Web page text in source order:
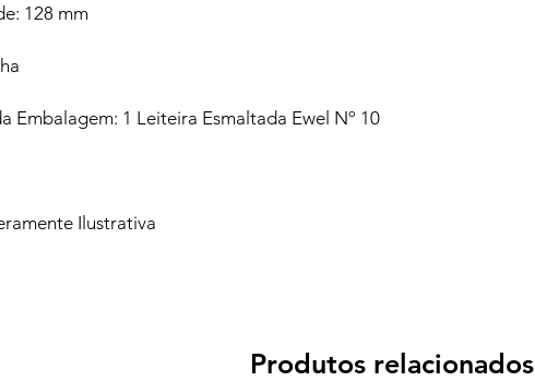
128 mm
Embalagem: 1 Leiteira Esmaltada Ewel Nº 10
Ilustrativa
Produtos relacionados